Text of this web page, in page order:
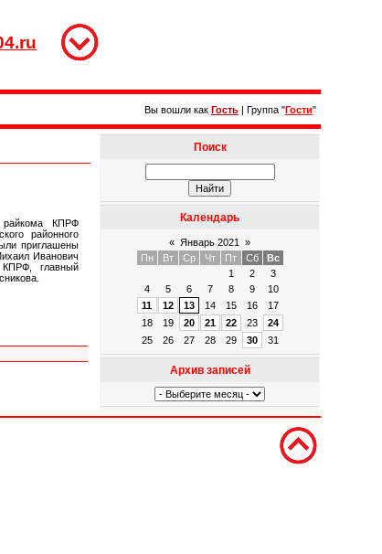
Вы вошли как Гость| Группа "Гости"
райкома КПРФ
районного
приглашены
Иванович
КПРФ, главный
Поиск
Календарь
« Январь 2021
»
Пн
Вт Ср Чт Пт Сб
Вс
1
2
3
4
5 6 7 8 9
10
11
12 13 14 15 16
17
18
19 20 21 22 23
24
25
26 27 28 29 30 31
Архив записей